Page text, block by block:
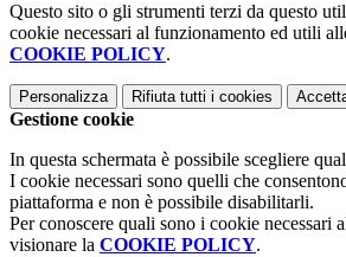
Questo sito o gli strumenti terzi da questo
cookie necessari al funzionamento ed utili
COOKIE POLICY.
Personalizza Rifiuta tutti i cookies
Gestione cookie
In questa schermata è possibile scegliere
I cookie necessari sono quelli che
piattaforma e non è possibile disabilitarli.
Per conoscere quali sono i cookie necessari
visionare la COOKIE POLICY.